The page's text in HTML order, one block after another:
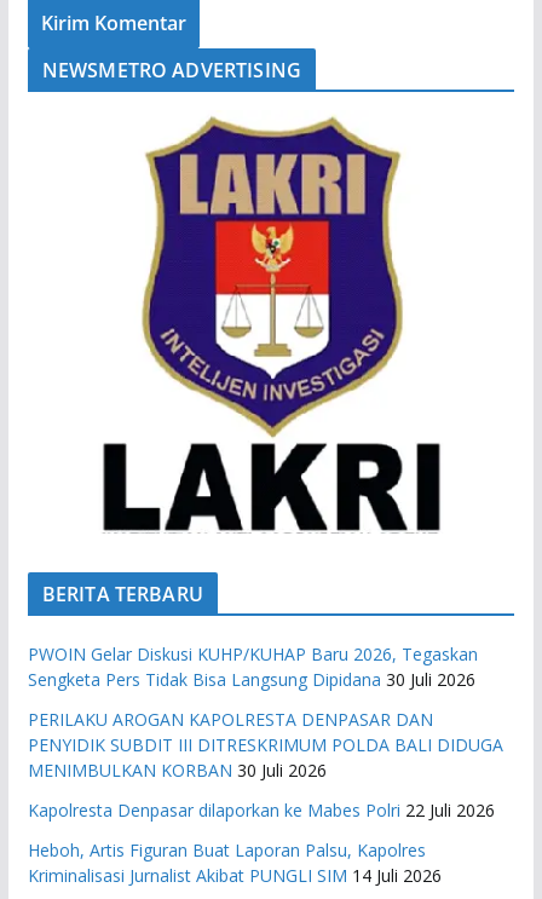
NEWSMETRO ADVERTISING
BERITA TERBARU
PWOIN Gelar Diskusi KUHP/KUHAP Baru 2026, Tegaskan
Sengketa Pers Tidak Bisa Langsung Dipidana 30 Juli 2026
PERILAKU AROGAN KAPOLRESTA DENPASAR DAN
PENYIDIK SUBDIT III DITRESKRIMUM POLDA BALI DIDUGA
MENIMBULKAN KORBAN 30 Juli 2026
Kapolresta Denpasar dilaporkan ke Mabes Polri 22 Juli 2026
Heboh, Artis Figuran Buat Laporan Palsu, Kapolres
Kriminalisasi Jurnalist Akibat PUNGLI SIM 14 Juli 2026